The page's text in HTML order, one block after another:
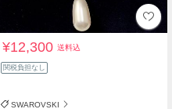
¥12,300送料込
関税負担なし
SWAROVSKI